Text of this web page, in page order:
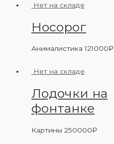
Нет на складе
Носорог
Анималистика121000₽
Нет на складе
Лодочки на
фонтанке
Картины 250000₽